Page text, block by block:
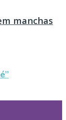
manchas